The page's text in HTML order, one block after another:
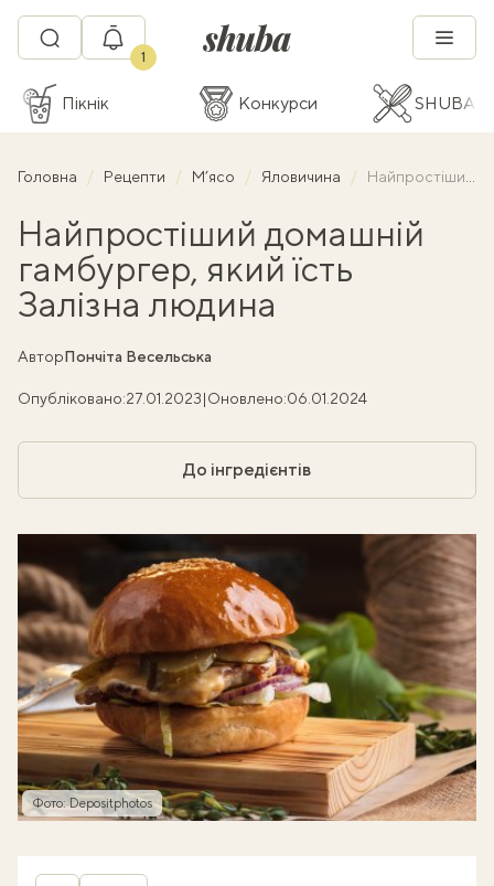
1
Пікнік Конкурси SHUBA
Головна Рецепти М’ясо Яловичина Найпростіший домашній гамбургер, який їсть Залізна людина
Найпростіший домашній
гамбургер, який їсть
Залізна людина
АвторПончіта Весельська
Опубліковано:27.01.2023|Оновлено:06.01.2024
До інгредієнтів
Фото: Depositphotos